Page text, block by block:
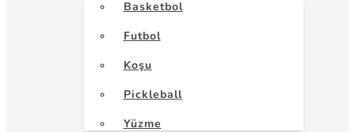
Basketbol
Futbol
Koşu
Pickleball
Yüzme